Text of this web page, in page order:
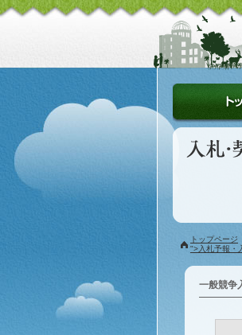
トップページ
">入札予報・
一般競争